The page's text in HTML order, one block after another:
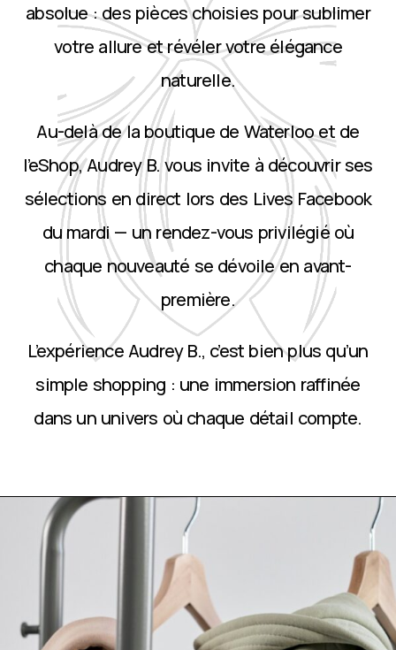
absolue : des pièces choisies pour sublimer
votre allure et révéler votre élégance
naturelle.
Au-delà de la boutique de Waterloo et de
l’eShop, Audrey B. vous invite à découvrir ses
sélections en direct lors des Lives Facebook
du mardi — un rendez-vous privilégié où
chaque nouveauté se dévoile en avant-
première.
L’expérience Audrey B., c’est bien plus qu’un
simple shopping : une immersion raffinée
dans un univers où chaque détail compte.